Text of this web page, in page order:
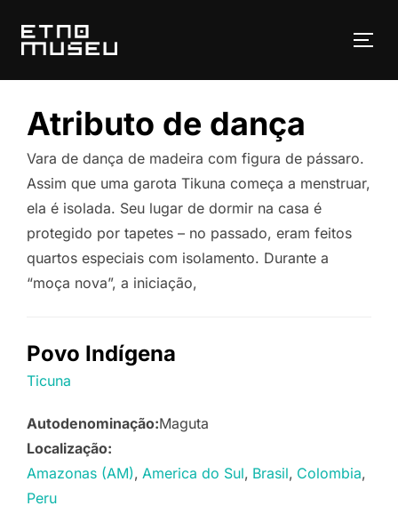
para
Atributo de dança
Vara de dança de madeira com figura de pássaro.
Assim que uma garota Tikuna começa a menstruar,
ela é isolada. Seu lugar de dormir na casa é
protegido por tapetes – no passado, eram feitos
quartos especiais com isolamento. Durante a
“moça nova”, a iniciação,
Povo Indígena
Ticuna
Autodenominação:Maguta
Localização:
Amazonas (AM) America do Sul Brasil Colombia
Peru